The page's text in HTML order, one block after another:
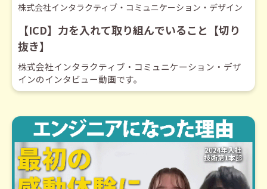
株式会社インタラクティブ・コミュニケーション・デザイン
【ICD】力を入れて取り組んでいること【切り
抜き】
株式会社インタラクティブ・コミュニケーション・デザ
インのインタビュー動画です。